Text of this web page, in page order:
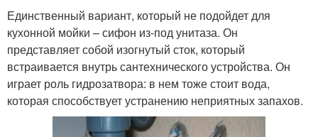
Единственный вариант, который не подойдет для
кухонной мойки – сифон из-под унитаза. Он
представляет собой изогнутый сток, который
встраивается внутрь сантехнического устройства. Он
играет роль гидрозатвора: в нем тоже стоит вода,
которая способствует устранению неприятных запахов.